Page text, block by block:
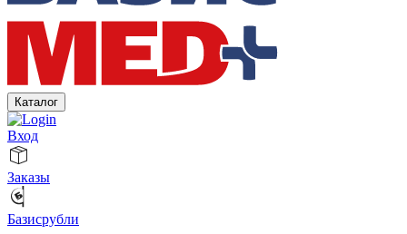
Каталог
Вход
Заказы
Базисрубли